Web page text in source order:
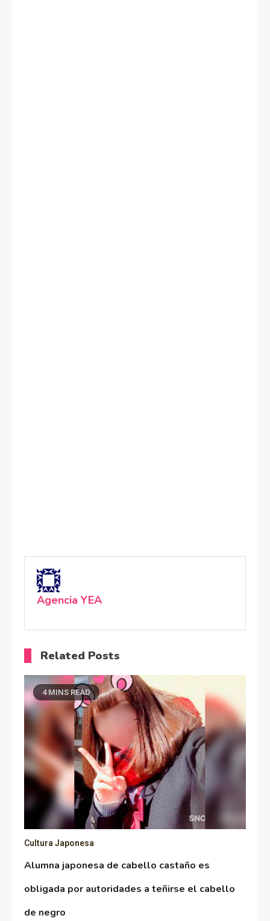
Agencia YEA
Related Posts
4 MINS READ
Cultura Japonesa
Alumna japonesa de cabello castaño es
obligada por autoridades a teñirse el cabello
de negro